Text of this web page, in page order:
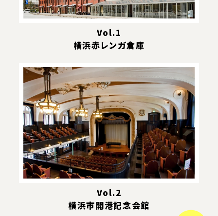
Vol.1
横浜赤レンガ倉庫
Vol.2
横浜市開港記念会館